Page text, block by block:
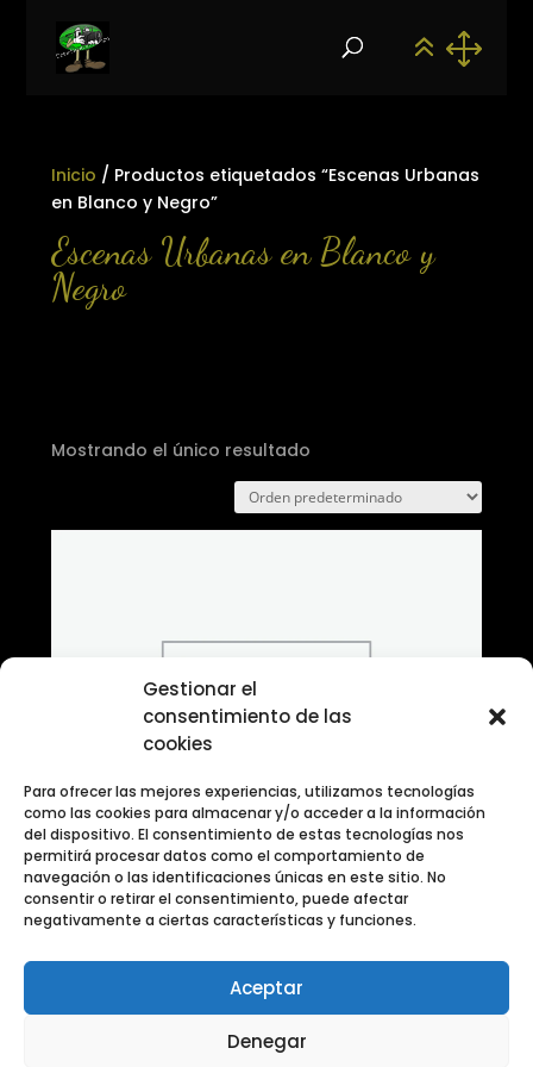
Gestionar el
consentimiento de las
cookies
Para ofrecer las mejores experiencias, utilizamos tecnologías
como las cookies para almacenar y/o acceder a la información
del dispositivo. El consentimiento de estas tecnologías nos
permitirá procesar datos como el comportamiento de
navegación o las identificaciones únicas en este sitio. No
consentir o retirar el consentimiento, puede afectar
negativamente a ciertas características y funciones.
Aceptar
Denegar
Inicio / Productos etiquetados “Escenas Urbanas
en Blanco y Negro”
Escenas Urbanas en Blanco y
Negro
Mostrando el único resultado
Banco de fotografias en blanco y negro urbano